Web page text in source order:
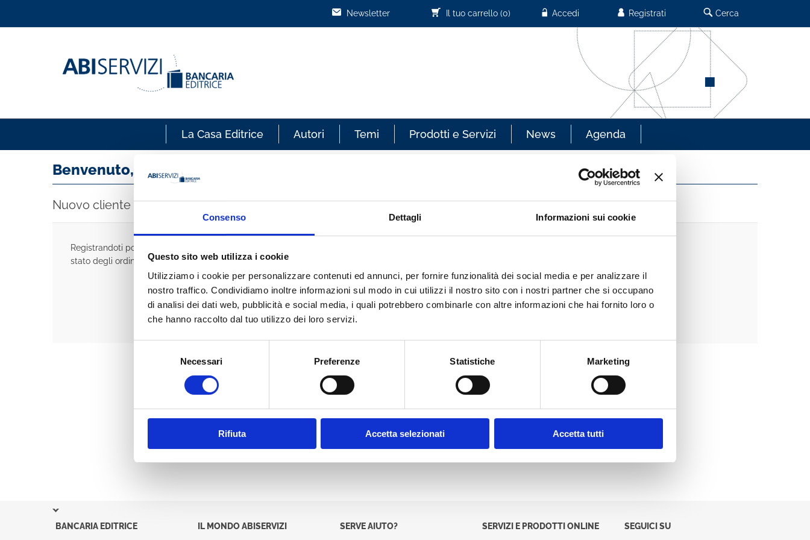
Consenso Dettagli Informazioni sui cookie
Questo sito web utilizza i cookie
Utilizziamo i cookie per personalizzare contenuti ed annunci, per fornire funzionalità dei social media e per analizzare il
nostro traffico. Condividiamo inoltre informazioni sul modo in cui utilizzi il nostro sito con i nostri partner che si occupano
di analisi dei dati web, pubblicità e social media, i quali potrebbero combinarle con altre informazioni che hai fornito loro o
che hanno raccolto dal tuo utilizzo dei loro servizi.
Necessari Preferenze Statistiche Marketing
Rifiuta Accetta selezionati Accetta tutti
Cerca
Registrati
Accedi
Il tuo carrello (0)
Newsletter
La Casa Editrice Autori Temi Prodotti e Servizi News Agenda
Benvenuto, accedi!
Nuovo cliente
Registrandoti potrai acquistare velocemente, essere sempre aggiornato sullo
stato degli ordini e rivedere la storia degli acquisti effettuati
Cliente già registrato
Password:
BANCARIA EDITRICE IL MONDO ABISERVIZI SERVE AIUTO? SERVIZI E PRODOTTI ONLINE SEGUICI SU